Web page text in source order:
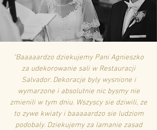
“Baaaaardzo dziekujemy Pani Agnieszko
za udekorowanie sali w Restauracji
Salvador. Dekoracje byly wysnione i
wymarzone i absolutnie nic bysmy nie
zmienili w tym dniu. Wszyscy sie dziwili, ze
to zywe kwiaty i baaaaardzo sie ludziom
podobaly. Dziekujemy za lamanie zasad